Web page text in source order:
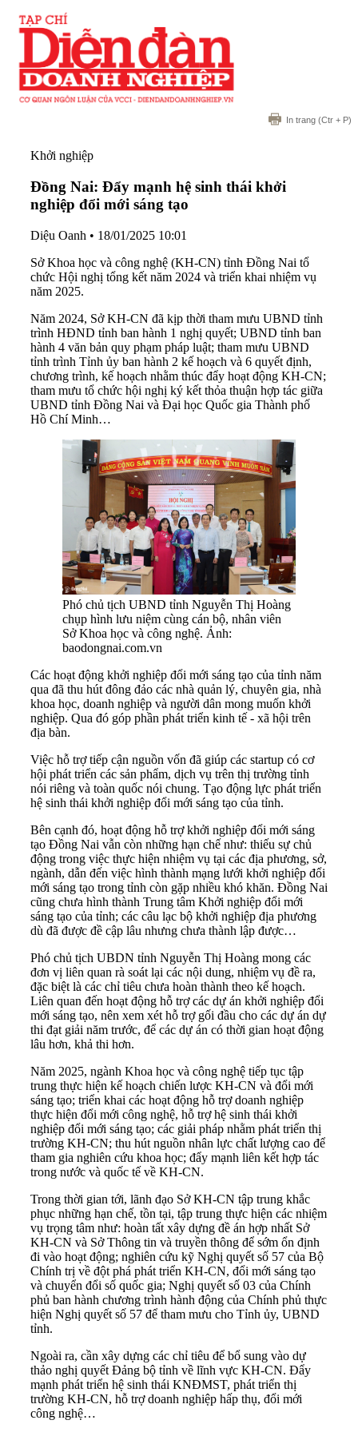
In trang (Ctr + P)
Khởi nghiệp
Đồng Nai: Đẩy mạnh hệ sinh thái khởi
nghiệp đổi mới sáng tạo
Diệu Oanh • 18/01/2025 10:01
Sở Khoa học và công nghệ (KH-CN) tỉnh Đồng Nai tổ
chức Hội nghị tổng kết năm 2024 và triển khai nhiệm vụ
năm 2025.
Năm 2024, Sở KH-CN đã kịp thời tham mưu UBND tỉnh
trình HĐND tỉnh ban hành 1 nghị quyết; UBND tỉnh ban
hành 4 văn bản quy phạm pháp luật; tham mưu UBND
tỉnh trình Tỉnh ủy ban hành 2 kế hoạch và 6 quyết định,
chương trình, kế hoạch nhằm thúc đẩy hoạt động KH-CN;
tham mưu tổ chức hội nghị ký kết thỏa thuận hợp tác giữa
UBND tỉnh Đồng Nai và Đại học Quốc gia Thành phố
Hồ Chí Minh…
Phó chủ tịch UBND tỉnh Nguyễn Thị Hoàng
chụp hình lưu niệm cùng cán bộ, nhân viên
Sở Khoa học và công nghệ. Ảnh:
baodongnai.com.vn
Các hoạt động khởi nghiệp đổi mới sáng tạo của tỉnh năm
qua đã thu hút đông đảo các nhà quản lý, chuyên gia, nhà
khoa học, doanh nghiệp và người dân mong muốn khởi
nghiệp. Qua đó góp phần phát triển kinh tế - xã hội trên
địa bàn.
Việc hỗ trợ tiếp cận nguồn vốn đã giúp các startup có cơ
hội phát triển các sản phẩm, dịch vụ trên thị trường tỉnh
nói riêng và toàn quốc nói chung. Tạo động lực phát triển
hệ sinh thái khởi nghiệp đổi mới sáng tạo của tỉnh.
Bên cạnh đó, hoạt động hỗ trợ khởi nghiệp đổi mới sáng
tạo Đồng Nai vẫn còn những hạn chế như: thiếu sự chủ
động trong việc thực hiện nhiệm vụ tại các địa phương, sở,
ngành, dẫn đến việc hình thành mạng lưới khởi nghiệp đổi
mới sáng tạo trong tỉnh còn gặp nhiều khó khăn. Đồng Nai
cũng chưa hình thành Trung tâm Khởi nghiệp đổi mới
sáng tạo của tỉnh; các câu lạc bộ khởi nghiệp địa phương
dù đã được đề cập lâu nhưng chưa thành lập được…
Phó chủ tịch UBDN tỉnh Nguyễn Thị Hoàng mong các
đơn vị liên quan rà soát lại các nội dung, nhiệm vụ đề ra,
đặc biệt là các chỉ tiêu chưa hoàn thành theo kế hoạch.
Liên quan đến hoạt động hỗ trợ các dự án khởi nghiệp đổi
mới sáng tạo, nên xem xét hỗ trợ gối đầu cho các dự án dự
thi đạt giải năm trước, để các dự án có thời gian hoạt động
lâu hơn, khả thi hơn.
Năm 2025, ngành Khoa học và công nghệ tiếp tục tập
trung thực hiện kế hoạch chiến lược KH-CN và đổi mới
sáng tạo; triển khai các hoạt động hỗ trợ doanh nghiệp
thực hiện đổi mới công nghệ, hỗ trợ hệ sinh thái khởi
nghiệp đổi mới sáng tạo; các giải pháp nhằm phát triển thị
trường KH-CN; thu hút nguồn nhân lực chất lượng cao để
tham gia nghiên cứu khoa học; đẩy mạnh liên kết hợp tác
trong nước và quốc tế về KH-CN.
Trong thời gian tới, lãnh đạo Sở KH-CN tập trung khắc
phục những hạn chế, tồn tại, tập trung thực hiện các nhiệm
vụ trọng tâm như: hoàn tất xây dựng đề án hợp nhất Sở
KH-CN và Sở Thông tin và truyền thông để sớm ổn định
đi vào hoạt động; nghiên cứu kỹ Nghị quyết số 57 của Bộ
Chính trị về đột phá phát triển KH-CN, đổi mới sáng tạo
và chuyển đổi số quốc gia; Nghị quyết số 03 của Chính
phủ ban hành chương trình hành động của Chính phủ thực
hiện Nghị quyết số 57 để tham mưu cho Tỉnh ủy, UBND
tỉnh.
Ngoài ra, cần xây dựng các chỉ tiêu để bổ sung vào dự
thảo nghị quyết Đảng bộ tỉnh về lĩnh vực KH-CN. Đẩy
mạnh phát triển hệ sinh thái KNĐMST, phát triển thị
trường KH-CN, hỗ trợ doanh nghiệp hấp thụ, đổi mới
công nghệ…